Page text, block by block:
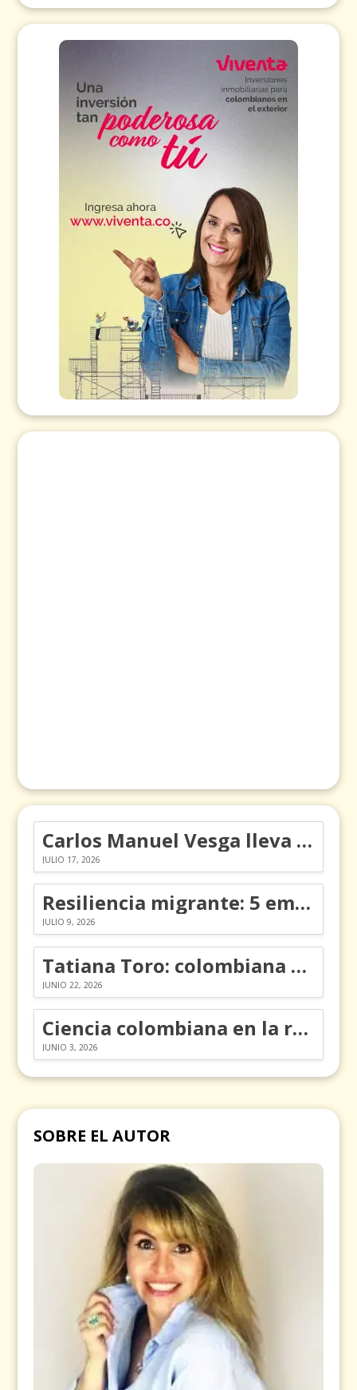
Carlos Manuel Vesga lleva el nombre de Colombia a los Emmy
JULIO 17, 2026
Resiliencia migrante: 5 emociones y cómo gestionarlas
JULIO 9, 2026
Tatiana Toro: colombiana que cambió la historia de las matemáticas
JUNIO 22, 2026
Ciencia colombiana en la revolución de los órganos en chips
JUNIO 3, 2026
SOBRE EL AUTOR